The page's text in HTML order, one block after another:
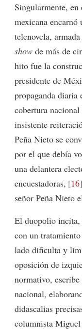
Singularmente,
mexicana encarnó
telenovela,
show de más de
hito fue la
presidente de
propaganda diaria
cobertura
insistente
Peña Nieto se
por el que debía
una delantera
encuestadoras, 16
señor Peña Nieto
El duopolio
con un
lado dificulta y
oposición de
normativo,
nacional,
didascalias
columnista